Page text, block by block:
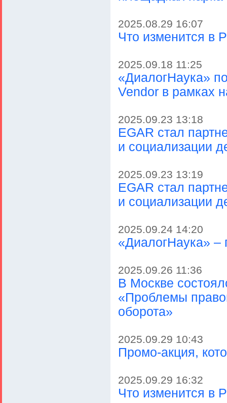
2025.08.29 16:07
Что изменится в
2025.09.18 11:25
«ДиалогНаука»
Vendor в рамках
2025.09.23 13:18
EGAR стал
и социализации
2025.09.23 13:19
EGAR стал
и социализации
2025.09.24 14:20
«ДиалогНаука» –
2025.09.26 11:36
В Москве
«Проблемы
оборота»
2025.09.29 10:43
Промо-акция,
2025.09.29 16:32
Что изменится в